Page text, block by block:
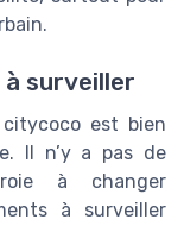
surveiller
citycoco est bien
Il n’y a pas de
à changer
à surveiller